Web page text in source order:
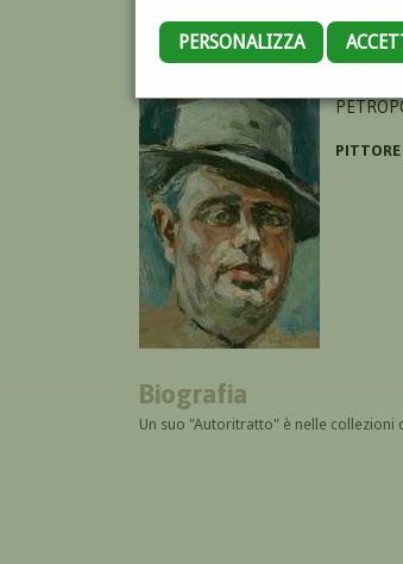
PERSONALIZZA
GIUSEPPE SPIRITO
PITTORE
Biografia
Un suo "Autoritratto" è nelle collezioni